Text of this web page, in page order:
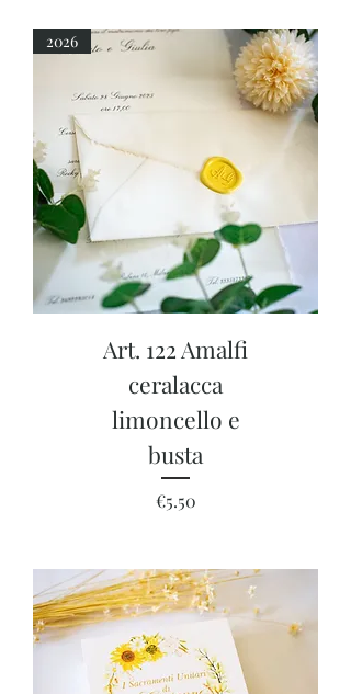
2026
Art. 122 Amalfi
ceralacca
limoncello e
busta
Price
€5.50